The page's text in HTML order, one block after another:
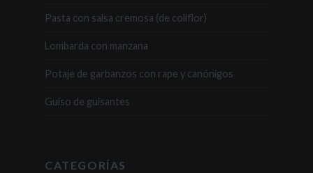
Pasta con salsa cremosa (de coliflor)
Lombarda con manzana
Potaje de garbanzos con rape y canónigos
Guiso de guisantes
CATEGORÍAS